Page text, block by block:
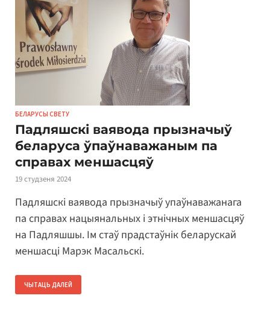
БЕЛАРУСЫ СВЕТУ
Падляшскі ваявода прызначыў
беларуса ўпаўнаважаным па
справах меншасцяў
19 студзеня 2024
Падляшскі ваявода прызначыў упаўнаважанага
па справах нацыянальных і этнічных меншасцяў
на Падляшшы. Ім стаў прадстаўнік беларускай
меншасці Марэк Масальскі.
ЧЫТАЦЬ ДАЛЕЙ